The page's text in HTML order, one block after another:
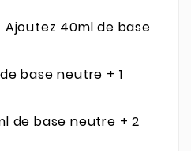
Ajoutez 40ml de base
base neutre + 1
de base neutre + 2